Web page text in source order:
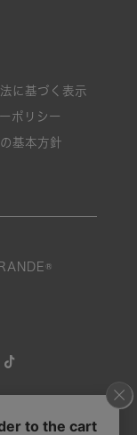
に基づく表示
ポリシー
基本方針